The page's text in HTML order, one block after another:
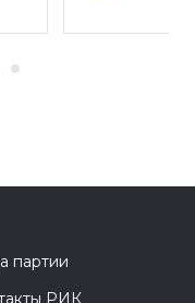
партии